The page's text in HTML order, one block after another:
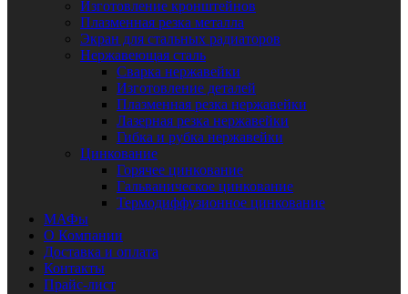
Изготовление кронштейнов
Плазменная резка металла
Экран для стальных радиаторов
Нержавеющая сталь
Сварка нержавейки
Изготовление деталей
Плазменная резка нержавейки
Лазерная резка нержавейки
Гибка и рубка нержавейки
Цинкование
Горячее цинкование
Гальваническое цинкование
Термодиффузионное цинкование
МАФы
О Компании
Доставка и оплата
Контакты
Прайс-лист